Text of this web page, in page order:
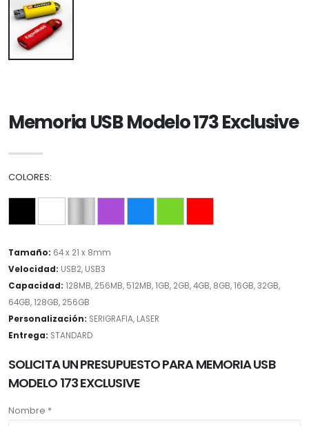
Memoria USB Modelo 173 Exclusive
COLORES:
Tamaño: 64 x 21 x 8mm
Velocidad: USB2, USB3
Capacidad: 128MB, 256MB, 512MB, 1GB, 2GB, 4GB, 8GB, 16GB, 32GB,
64GB, 128GB, 256GB
Personalización: SERIGRAFIA, LASER
Entrega: STANDARD
SOLICITA UN PRESUPUESTO PARA MEMORIA USB
MODELO 173 EXCLUSIVE
Nombre *